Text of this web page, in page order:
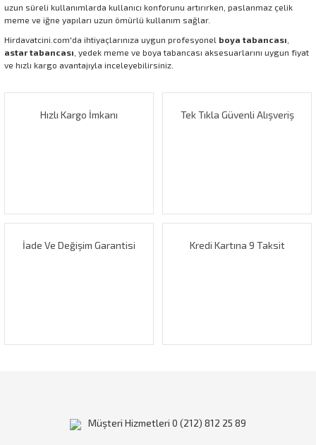
uzun süreli kullanımlarda kullanıcı konforunu artırırken, paslanmaz çelik
meme ve iğne yapıları uzun ömürlü kullanım sağlar.
Hirdavatcini.com'da ihtiyaçlarınıza uygun profesyonel boya tabancası
astar tabancası , yedek meme ve boya tabancası aksesuarlarını uygun fiyat
ve hızlı kargo avantajıyla inceleyebilirsiniz.
Hızlı Kargo İmkanı Tek Tıkla Güvenli Alışveriş
İade Ve Değişim Garantisi Kredi Kartına 9 Taksit
Müşteri Hizmetleri 0 (212) 812 25 89